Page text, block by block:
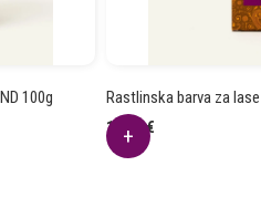
100g
Rastlinska barva za
12.94€